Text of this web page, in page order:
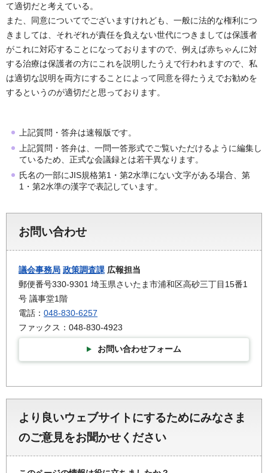
て適切だと考えている。
また、同意についてでございますけれども、一般に法的な権利につ
きましては、それぞれが責任を負えない世代につきましては保護者
がこれに対応することになっておりますので、例えば赤ちゃんに対
する治療は保護者の方にこれを説明したうえで行われますので、私
は適切な説明を両方にすることによって同意を得たうえでお勧めを
するというのが適切だと思っております。
上記質問・答弁は速報版です。
上記質問・答弁は、一問一答形式でご覧いただけるように編集し
ているため、正式な会議録とは若干異なります。
氏名の一部にJIS規格第1・第2水準にない文字がある場合、第
1・第2水準の漢字で表記しています。
お問い合わせ
議会事務局 政策調査課 広報担当
郵便番号330-9301 埼玉県さいたま市浦和区高砂三丁目15番1
号 議事堂1階
電話： 048-830-6257
ファックス：048-830-4923
お問い合わせフォーム
より良いウェブサイトにするためにみなさま
のご意見をお聞かせください